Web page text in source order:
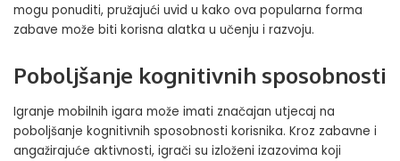
mogu ponuditi, pružajući uvid u kako ova popularna forma
zabave može biti korisna alatka u učenju i razvoju.
Poboljšanje kognitivnih sposobnosti
Igranje mobilnih igara može imati značajan utjecaj na
poboljšanje kognitivnih sposobnosti korisnika. Kroz zabavne i
angažirajuće aktivnosti, igrači su izloženi izazovima koji